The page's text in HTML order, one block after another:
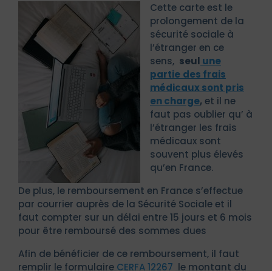
Cette carte est le
prolongement de la
sécurité sociale à
l’étranger en ce
sens, seul une
partie des frais
médicaux sont pris
en charge,et il ne
faut pas oublier qu’ à
l’étranger les frais
médicaux sont
souvent plus élevés
qu’en France.
De plus, le remboursement en France s’effectue
par courrier auprès de la Sécurité Sociale et il
faut compter sur un délai entre 15 jours et 6 mois
pour être remboursé des sommes dues
Afin de bénéficier de ce remboursement, il faut
remplir le formulaire CERFA 12267 le montant du